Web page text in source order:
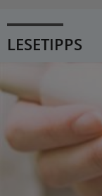
LESETIPPS